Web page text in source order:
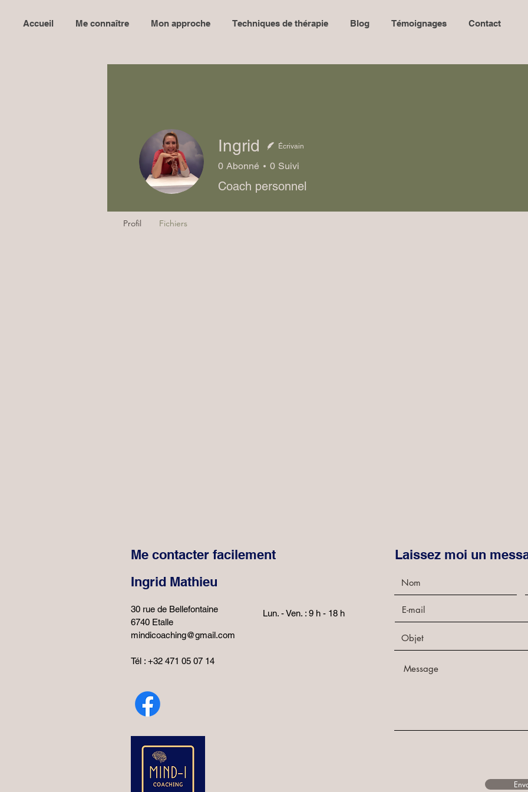
Accueil Me connaître Mon approche Techniques de thérapie Blog Témoignages Contact
Ingrid Écrivain
0 Abonné 0 Suivi
Coach personnel
Profil Fichiers
Me contacter facilement
Ingrid Mathieu
30 rue de Bellefontaine
6740 Etalle
mindicoaching@gmail.com
Tél : +32 471 05 07 14
Lun. - Ven. : 9 h - 18 h
Laissez moi un